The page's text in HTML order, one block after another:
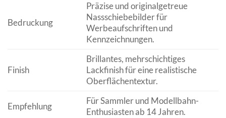
Bedruckung
Präzise und originalgetreue
Nassschiebebilder für
Werbeaufschriften und
Kennzeichnungen.
Finish
Brillantes, mehrschichtiges
Lackfinish für eine realistische
Oberflächentextur.
Empfehlung
Für Sammler und Modellbahn-
Enthusiasten ab 14 Jahren.